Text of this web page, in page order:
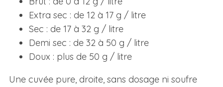
Extra sec : de 12 à 17 g / litre
Sec : de 17 à 32 g / litre
Demi sec : de 32 à 50 g / litre
Doux : plus de 50 g / litre
Une cuvée pure, droite, sans dosage ni soufre